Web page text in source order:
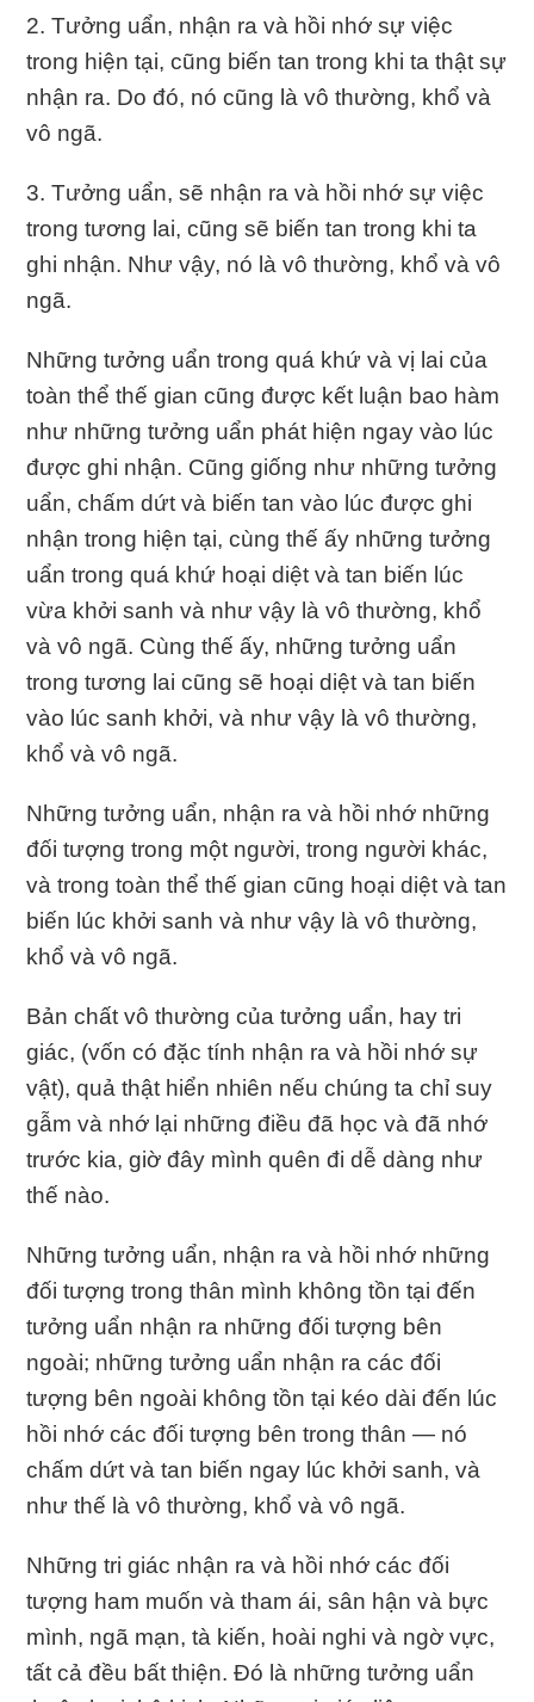
2. Tưởng uẩn, nhận ra và hồi nhớ sự việc
trong hiện tại, cũng biến tan trong khi ta thật sự
nhận ra. Do đó, nó cũng là vô thường, khổ và
vô ngã.
3. Tưởng uẩn, sẽ nhận ra và hồi nhớ sự việc
trong tương lai, cũng sẽ biến tan trong khi ta
ghi nhận. Như vậy, nó là vô thường, khổ và vô
ngã.
Những tưởng uẩn trong quá khứ và vị lai của
toàn thể thế gian cũng được kết luận bao hàm
như những tưởng uẩn phát hiện ngay vào lúc
được ghi nhận. Cũng giống như những tưởng
uẩn, chấm dứt và biến tan vào lúc được ghi
nhận trong hiện tại, cùng thế ấy những tưởng
uẩn trong quá khứ hoại diệt và tan biến lúc
vừa khởi sanh và như vậy là vô thường, khổ
và vô ngã. Cùng thế ấy, những tưởng uẩn
trong tương lai cũng sẽ hoại diệt và tan biến
vào lúc sanh khởi, và như vậy là vô thường,
khổ và vô ngã.
Những tưởng uẩn, nhận ra và hồi nhớ những
đối tượng trong một người, trong người khác,
và trong toàn thể thế gian cũng hoại diệt và tan
biến lúc khởi sanh và như vậy là vô thường,
khổ và vô ngã.
Bản chất vô thường của tưởng uẩn, hay tri
giác, (vốn có đặc tính nhận ra và hồi nhớ sự
vật), quả thật hiển nhiên nếu chúng ta chỉ suy
gẫm và nhớ lại những điều đã học và đã nhớ
trước kia, giờ đây mình quên đi dễ dàng như
thế nào.
Những tưởng uẩn, nhận ra và hồi nhớ những
đối tượng trong thân mình không tồn tại đến
tưởng uẩn nhận ra những đối tượng bên
ngoài; những tưởng uẩn nhận ra các đối
tượng bên ngoài không tồn tại kéo dài đến lúc
hồi nhớ các đối tượng bên trong thân — nó
chấm dứt và tan biến ngay lúc khởi sanh, và
như thế là vô thường, khổ và vô ngã.
Những tri giác nhận ra và hồi nhớ các đối
tượng ham muốn và tham ái, sân hận và bực
mình, ngã mạn, tà kiến, hoài nghi và ngờ vực,
tất cả đều bất thiện. Ðó là những tưởng uẩn